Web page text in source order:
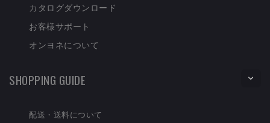
カタログダウンロード
お客様サポート
オンヨネについて
SHOPPING GUIDE
配送・送料について